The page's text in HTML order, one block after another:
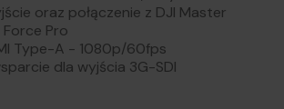
oraz połączenie z DJI Master
Force Pro
Type-A - 1080p/60fps
dla wyjścia 3G-SDI